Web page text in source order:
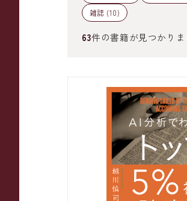
雑誌 (10)
63件の書籍が見つかりま